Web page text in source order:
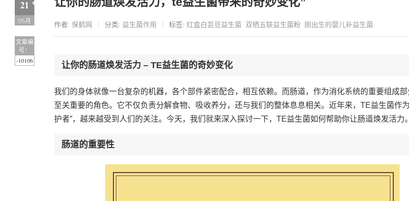
作者: 保鹤网 分类: 益生菌作用 标签: 红盒白芸豆益生菌 双栖五联益生菌粉 刚出生的婴儿补益生菌
让你的肠道焕发活力 – TE益生菌的奇妙变化
我们的身体就像一台复杂的机器，各个部件紧密配合，相互依赖。而肠道，作为消化系统的重要组成
至关重要的角色。它不仅负责分解食物、吸收养分，还与我们的整体息息相关。近年来，TE益生菌作
护者”，越来越受到人们的关注。今天，我们就来深入探讨一下，TE益生菌如何帮助你让肠道焕发活力。
肠道的重要性
21
05月
文章编
号：
-10106